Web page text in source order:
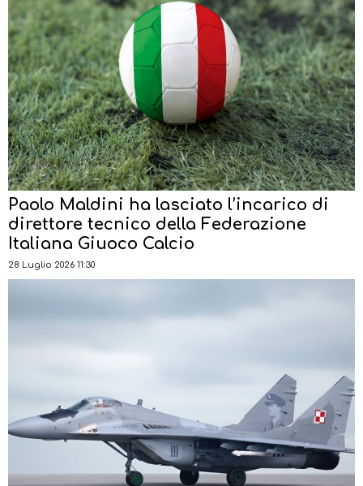
Paolo Maldini ha lasciato l’incarico di
direttore tecnico della Federazione
Italiana Giuoco Calcio
28 Luglio 2026 11:30